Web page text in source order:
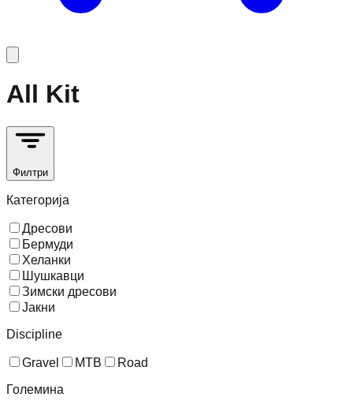
All Kit
Филтри
Категорија
Дресови
Бермуди
Хеланки
Шушкавци
Зимски дресови
Јакни
Discipline
Gravel MTB
Road
Големина